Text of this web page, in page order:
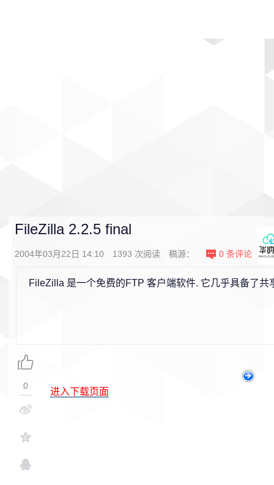
FileZilla 2.2.5 final
2004年03月22日 14:10 1393 次阅读 稿源： 0 条评论
FileZilla 是一个免费的FTP 客户端软件. 它几乎具备了共
进入下载页面
0